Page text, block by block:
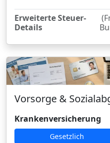
Erweiterte Steuer-
Details
Vorsorge &
Krankenversicherung
Gesetzlich